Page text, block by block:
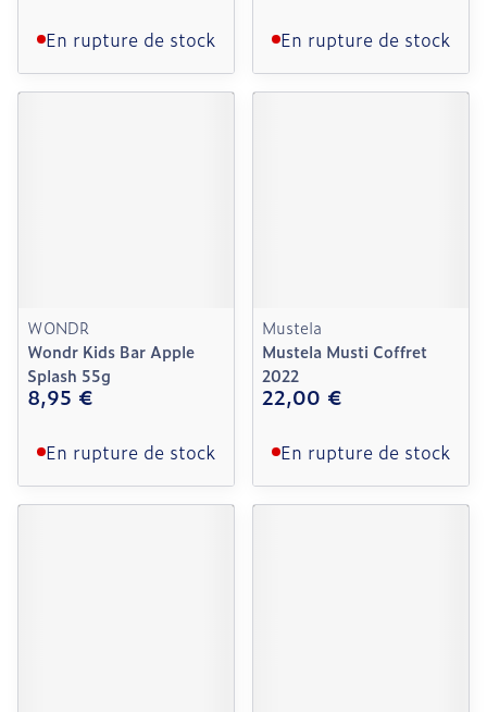
En rupture de stock En rupture de stock
WONDR
Wondr Kids Bar Apple
Splash 55g
8,95 €
En rupture de stock
Mustela
Mustela Musti Coffret
2022
22,00 €
En rupture de stock